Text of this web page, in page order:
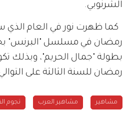
الشرنوبي.
كما ظهرت نور في العام
رمضان في مسلسل "البرنس"
بطولة "جمال الحريم"، وبذلك
رمضان للسنة الثالثة على
مشاهير مشاهير العرب نجوم